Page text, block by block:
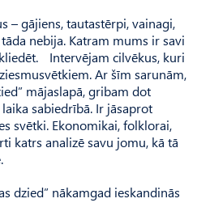
– gājiens, tautastērpi, vainagi,
nebija. Katram mums ir savi
Intervējam cilvēkus, kuri
Ar šīm sarunām,
mājaslapā, gribam dot
sabiedrībā. Ir jāsaprot
svētki. Ekonomikai, folklorai,
katrs analizē savu jomu, kā tā
dzied” nākamgad ieskandinās